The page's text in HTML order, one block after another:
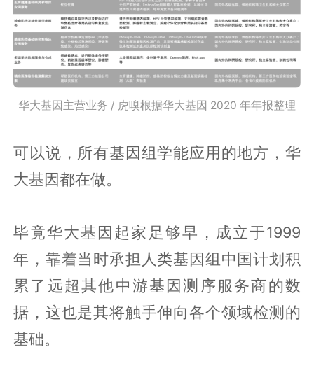
华大基因主营业务 / 虎嗅根据华大基因 2020 年年报整理
可以说，所有基因组学能应用的地方，华
大基因都在做。
毕竟华大基因起家足够早，成立于1999
年，靠着当时承担人类基因组中国计划积
累了远超其他中游基因测序服务商的数
据，这也是其将触手伸向各个领域检测的
基础。